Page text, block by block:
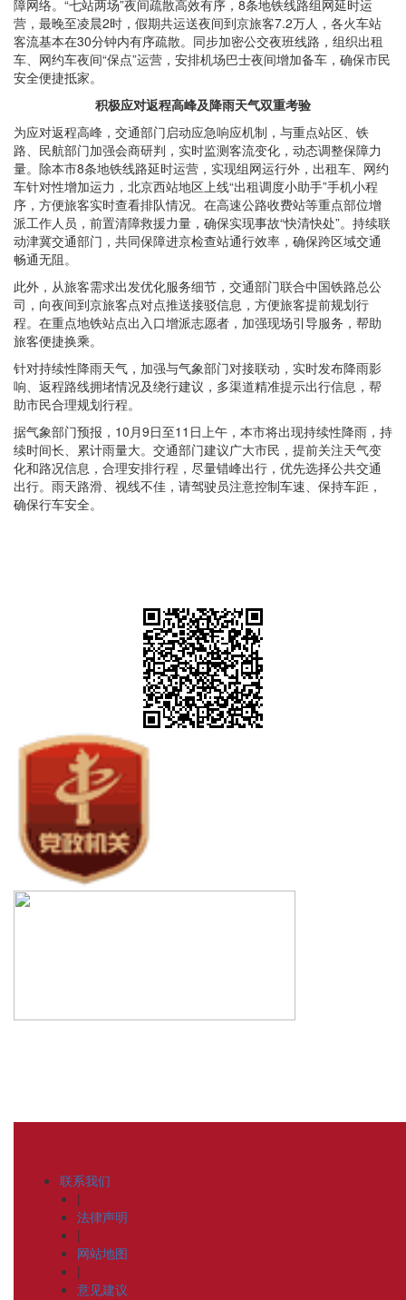
障网络。“七站两场”夜间疏散高效有序 ，8条地铁线路组网延时运
营，最晚至凌晨2时，假期共运送夜间到京旅客7.2万人， 各火车站
客流基本在30分钟内有序疏散。同步加密公交夜班线路，组织出租
车、网约车夜间“保点”运营，安排机场巴士夜间增加备车，确保市民
安全便捷抵家。
积极应对返程高峰及降雨天气双重考验
为应对返程高峰， 交通部门启动应急响应机制，与重点站区、铁
路、民航部门加强会商研判，实时监测客流变化，动态调整保障力
量。除本市8条地铁线路延时运营，实现组网运行外，出租车、网约
车针对性增加运力，北京西站地区上线“出租调度小助手”手机小程
序，方便旅客实时查看排队情况。在高速公路收费站等重点部位增
派工作人员，前置清障救援力量，确保实现事故“快清快处”。持续联
动津冀交通部门，共同保障进京检查站通行效率，确保跨区域交通
畅通无阻。
此外，从旅客需求出发优化服务细节，交通部门联合中国铁路总公
司，向夜间到京旅客点对点推送接驳信息，方便旅客提前规划行
程。在重点地铁站点出入口增派志愿者，加强现场引导服务，帮助
旅客便捷换乘。
针对持续性降雨天气，加强与气象部门对接联动，实时发布降雨影
响、返程路线拥堵情况及绕行建议，多渠道精准提示出行信息，帮
助市民合理规划行程。
据气象部门预报，10月9日至11日上午，本市将出现持续性降雨，持
续时间长、累计雨量大。交通部门建议广大市民，提前关注天气变
化和路况信息，合理安排行程，尽量错峰出行，优先选择公共交通
出行。雨天路滑、视线不佳，请驾驶员注意控制车速、保持车距，
确保行车安全。
联系我们
|
法律声明
|
网站地图
|
意见建议